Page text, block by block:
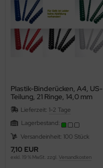
Plastik-Binderücken, A4, US-
Teilung, 21 Ringe, 14,0 mm
rund
Lieferzeit: 1-2 Tage
Lagerbestand:
Versandeinheit: 100 Stück
7,10 EUR
exkl. 19 % MwSt. zzgl. Versandkosten